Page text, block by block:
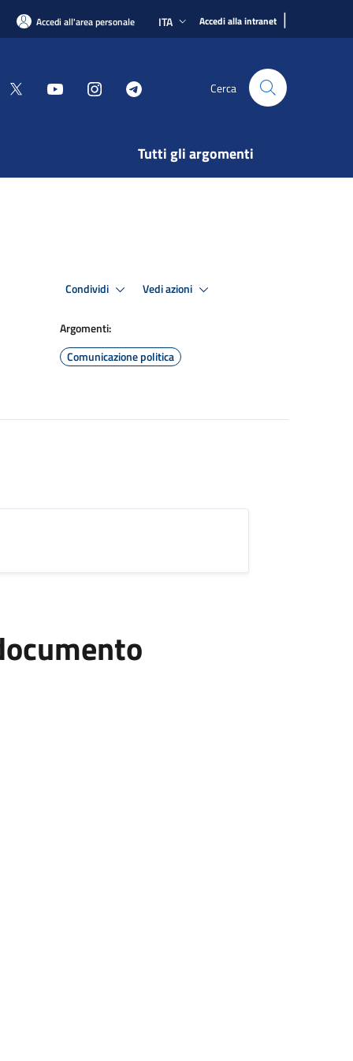
Accedi all'area personale ITA Accedi alla intranet |
Cerca
Tutti gli argomenti
Condividi Vedi azioni
Argomenti:
Comunicazione politica